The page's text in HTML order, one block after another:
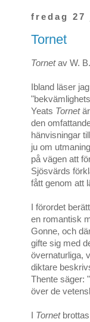
fredag 27
Tornet
Tornetav W.
Ibland läser
Yeats Tornetär
den
hänvisningar
ju om
på vägen att
Sjösvärds
fått genom att
I förordet
en romantisk
Gonne, och
gifte sig med
övernaturliga,
diktare
Thente säger:
över de
Tornetbrottas